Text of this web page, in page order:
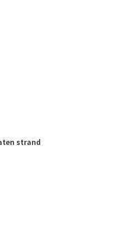
strand